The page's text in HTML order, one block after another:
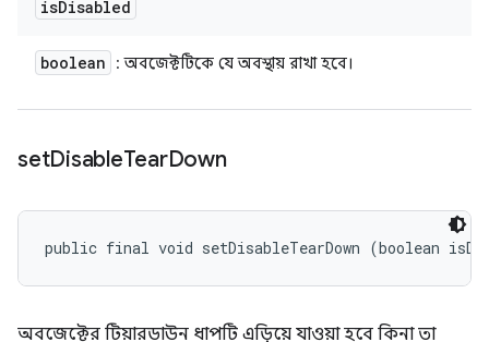
isDisabled
boolean : অবজেক্টটিকে যে অবস্থায় রাখা হবে।
setDisableTearDown
public final void setDisableTearDown (boolean
অবজেক্টের টিয়ারডাউন ধাপটি এড়িয়ে যাওয়া হবে কিনা তা